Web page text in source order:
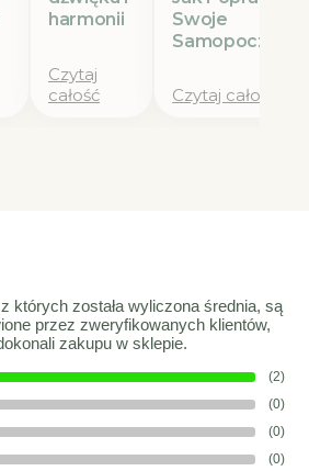
harmonii
Czytaj
całość
Swoje
Samopoczucie
Czytaj całość
których została wyliczona średnia, są
przez zweryfikowanych klientów,
zakupu w sklepie.
(2)
(0)
(0)
(0)